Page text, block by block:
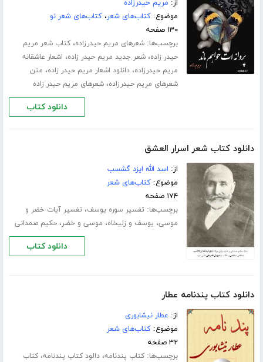
از: مریم حیدرزاده
موضوع:کتاب‌های شعر،کتاب‌های شعر نو
۱۳۰ صفحه
برچسب‌ها:شعرهای مریم حیدرزاده،کتاب شعر مریم
حیدر زاده،شعر جدید مریم حیدر زاده، اشعار عاشقانه
مریم حیدرزاده،دانلود اشعار مریم حیدر زاده، متن
شعرهای مریم حیدرزاده،شعرهای مریم حیدر زاده
دانلود کتاب
دانلود کتاب شعر اسرار العشق
از: اسد الله ایزد گشسب
موضوع:کتاب‌های شعر
۱۷۴ صفحه
برچسب‌ها: تفسیر سوره یوسف، تفسیر آیات خضر و
موسی، یوسف و زلیخاه، موسی و خضر،حکیم صمدانی
دانلود کتاب
دانلود کتاب پندنامه عطار
از: عطار نیشابوری
موضوع:کتاب‌های شعر
۳۲ صفحه
برچسب‌ها:کتاب پندنامه،دالود کتاب پندنامه،کتاب